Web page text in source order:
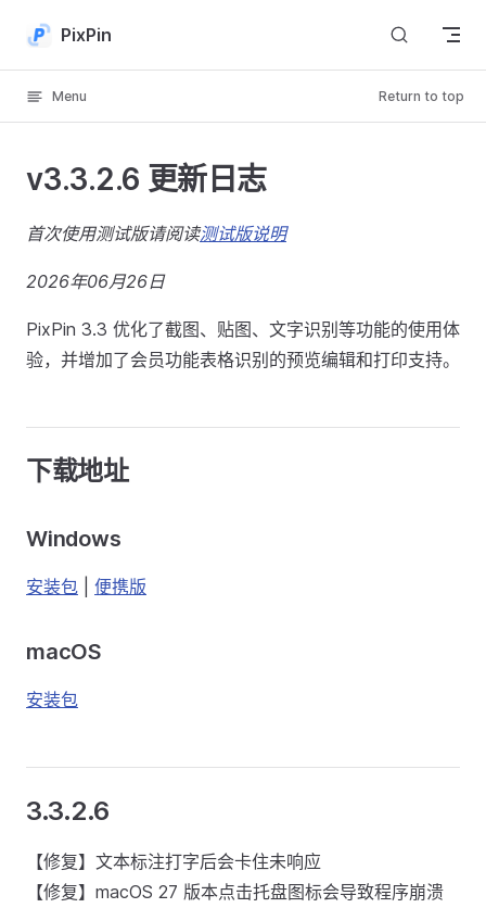
Skip to content
PixPin
Menu Return to top
v3.3.2.6 更新日志
首次使用测试版请阅读测试版说明
2026年06月26日
PixPin 3.3 优化了截图、贴图、文字识别等功能的使用体
验，并增加了会员功能表格识别的预览编辑和打印支持。
下载地址
Windows
安装包 便携版
macOS
安装包
3.3.2.6
【修复】文本标注打字后会卡住未响应
【修复】macOS 27 版本点击托盘图标会导致程序崩溃